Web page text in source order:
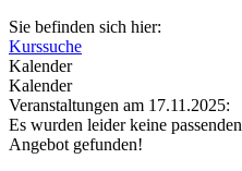
Sie befinden sich hier:
Kurssuche
Kalender
Kalender
Veranstaltungen am 17.11.2025:
Es wurden leider keine
Angebot gefunden!